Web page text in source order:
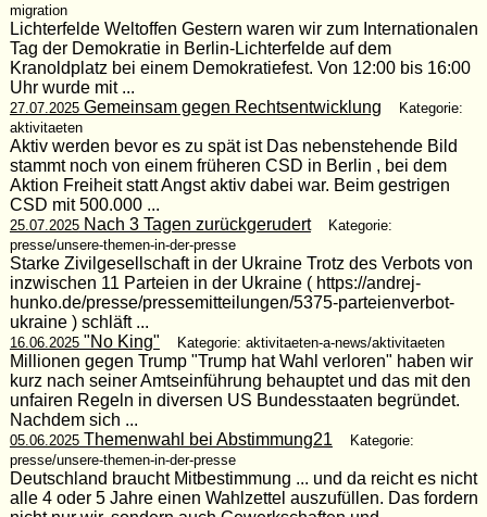
migration
Lichterfelde Weltoffen Gestern waren wir zum Internationalen
Tag der Demokratie in Berlin-Lichterfelde auf dem
Kranoldplatz bei einem Demokratiefest. Von 12:00 bis 16:00
Uhr wurde mit ...
27.07.2025Gemeinsam gegen Rechtsentwicklung
Kategorie:
aktivitaeten
Aktiv werden bevor es zu spät ist Das nebenstehende Bild
stammt noch von einem früheren CSD in Berlin , bei dem
Aktion Freiheit statt Angst aktiv dabei war. Beim gestrigen
CSD mit 500.000 ...
25.07.2025Nach 3 Tagen zurückgerudert
Kategorie:
presse/unsere-themen-in-der-presse
Starke Zivilgesellschaft in der Ukraine Trotz des Verbots von
inzwischen 11 Parteien in der Ukraine ( https://andrej-
hunko.de/presse/pressemitteilungen/5375-parteienverbot-
ukraine ) schläft ...
16.06.2025"No King" Kategorie: aktivitaeten-a-news/aktivitaeten
Millionen gegen Trump "Trump hat Wahl verloren" haben wir
kurz nach seiner Amtseinführung behauptet und das mit den
unfairen Regeln in diversen US Bundesstaaten begründet.
Nachdem sich ...
05.06.2025Themenwahl bei Abstimmung21
Kategorie:
presse/unsere-themen-in-der-presse
Deutschland braucht Mitbestimmung ... und da reicht es nicht
alle 4 oder 5 Jahre einen Wahlzettel auszufüllen. Das fordern